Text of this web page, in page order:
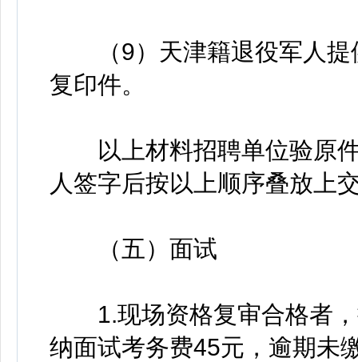
（9）天津籍退役军人提
复印件。
以上材料招聘单位验原件
人签字后按以上顺序叠放上
（五）面试
1.现场资格复审合格者，
纳面试考务费45元，逾期未